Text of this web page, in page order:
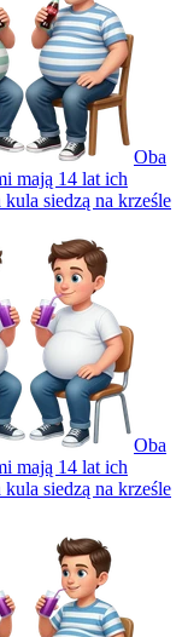
Oba
mają 14 lat ich
siedzą na krześle
Oba
mają 14 lat ich
siedzą na krześle